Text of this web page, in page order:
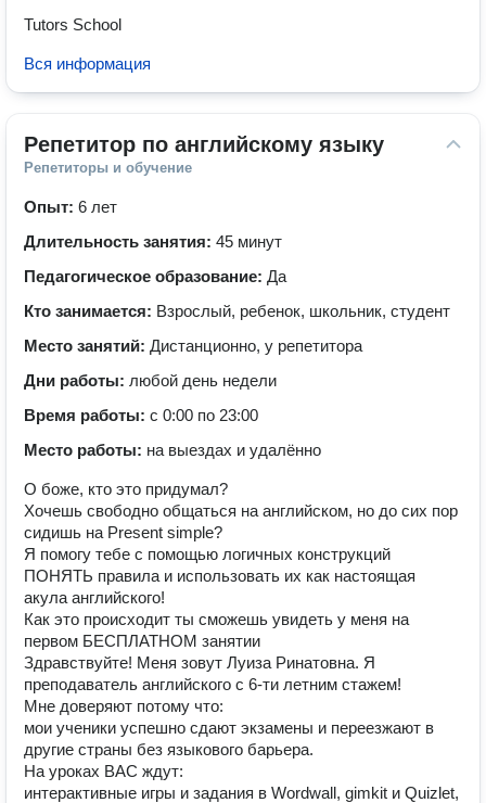
Tutors School
Вся информация
Репетитор по английскому языку
Репетиторы и обучение
Опыт: 6 лет
Длительность занятия: 45 минут
Педагогическое образование: Да
Кто занимается: Взрослый, ребенок, школьник, студент
Место занятий: Дистанционно, у репетитора
Дни работы: любой день недели
Время работы: с 0:00 по 23:00
Место работы: на выездах и удалённо
О боже, кто это придумал?
Хочешь свободно общаться на английском, но до сих пор
сидишь на Present simple?
Я помогу тебе с помощью логичных конструкций
ПОНЯТЬ правила и использовать их как настоящая
акула английского!
Как это происходит ты сможешь увидеть у меня на
первом БЕСПЛАТНОМ занятии
Здравствуйте! Меня зовут Луиза Ринатовна. Я
преподаватель английского с 6-ти летним стажем!
Мне доверяют потому что:
мои ученики успешно сдают экзамены и переезжают в
другие страны без языкового барьера.
На уроках ВАС ждут:
интерактивные игры и задания в Wordwall, gimkit и Quizlet,